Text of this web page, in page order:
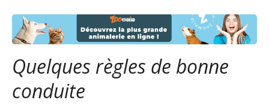
Quelques règles de bonne
conduite